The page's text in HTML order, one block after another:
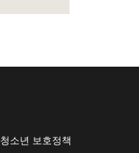
청소년 보호정책